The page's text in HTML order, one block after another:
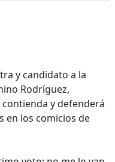
y candidato a la
Rodríguez,
y defenderá
en los comicios de